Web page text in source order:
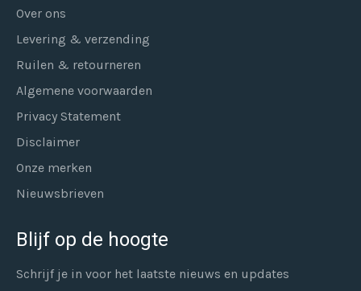
Over ons
Levering & verzending
Ruilen & retourneren
Algemene voorwaarden
Privacy Statement
Disclaimer
Onze merken
Nieuwsbrieven
Blijf op de hoogte
Schrijf je in voor het laatste nieuws en updates